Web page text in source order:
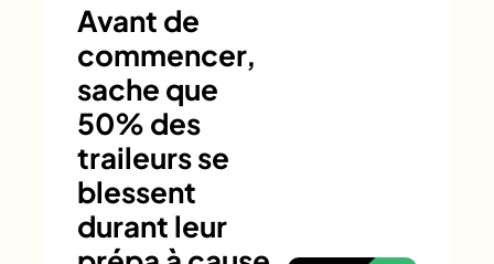
Avant de
commencer,
sache que
50% des
traileurs se
blessent
durant leur